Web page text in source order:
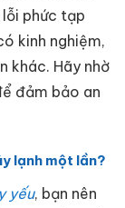
phức tạp
kinh nghiệm,
khác. Hãy nhờ
đảm bảo an
lạnh một lần?
yếu, bạn nên